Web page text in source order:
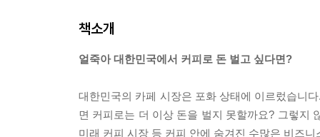
책소개
얼죽아 대한민국에서 커피로 돈 벌고 싶다면?
대한민국의 카페 시장은 포화 상태에 이르렀습니
면 커피로는 더 이상 돈을 벌지 못할까요? 그렇지
미래 커피 시장 등 커피 안에 숨겨진 수많은 비즈